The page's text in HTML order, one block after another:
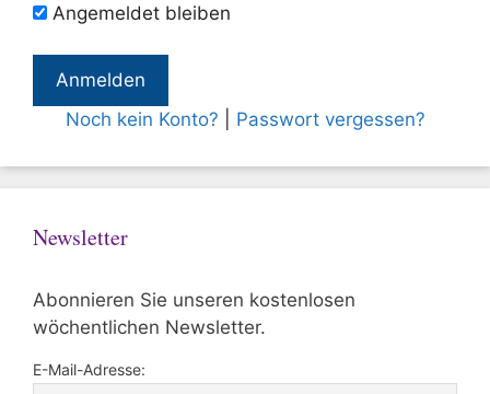
Angemeldet bleiben
Noch kein Konto? Passwort vergessen?
Newsletter
Abonnieren Sie unseren kostenlosen
wöchentlichen Newsletter.
E-Mail-Adresse: